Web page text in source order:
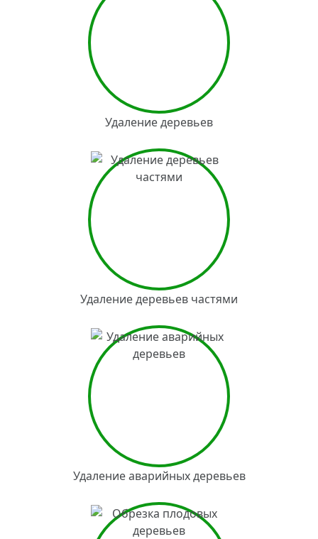
Удаление деревьев
Удаление деревьев частями
Удаление аварийных деревьев